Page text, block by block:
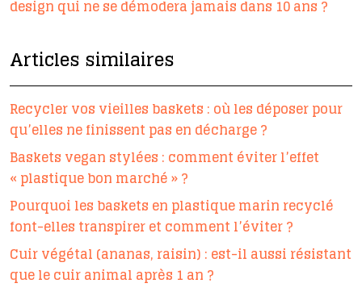
design qui ne se démodera jamais dans 10 ans ?
Articles similaires
Recycler vos vieilles baskets : où les déposer pour
qu’elles ne finissent pas en décharge ?
Baskets vegan stylées : comment éviter l’effet
« plastique bon marché » ?
Pourquoi les baskets en plastique marin recyclé
font-elles transpirer et comment l’éviter ?
Cuir végétal (ananas, raisin) : est-il aussi résistant
que le cuir animal après 1 an ?